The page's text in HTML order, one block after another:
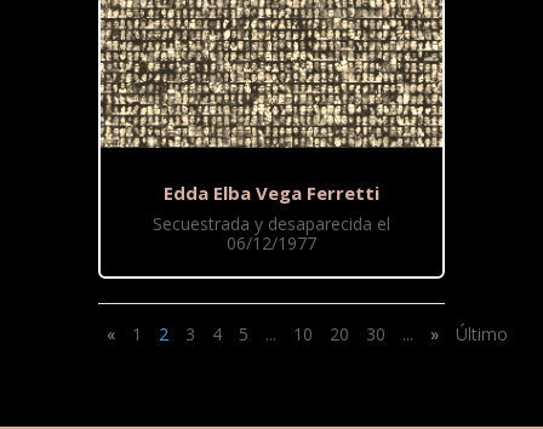
Edda Elba Vega Ferretti
Secuestrada y desaparecida el
06/12/1977
« 1 2 3 4 5 ... 10 20 30 ... » Último